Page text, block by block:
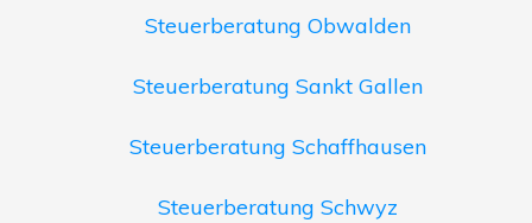
Steuerberatung Obwalden
Steuerberatung Sankt Gallen
Steuerberatung Schaffhausen
Steuerberatung Schwyz